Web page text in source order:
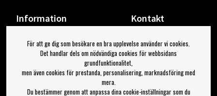
Information
Om Bengans
FAQ / Köp- & Leveransvillkor
Kontakt
Din sida
Logga ut
Jag vill ha tips från Bengans
För att ge dig som besökare en bra upplevelse använder vi cookies.
Det handlar dels om nödvändiga cookies för webbsidans
grundfunktionalitet,
men även cookies för prestanda, personalisering, marknadsföring med
mera.
Du bestämmer genom att anpassa dina cookie-inställningar som du